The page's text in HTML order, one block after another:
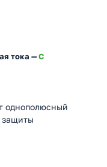
тока —C
однополюсный
защиты